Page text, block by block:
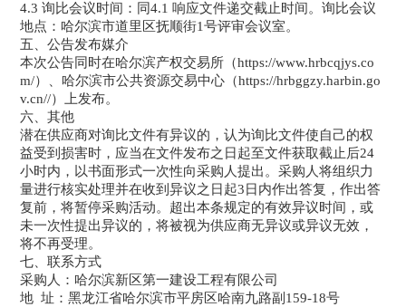
4.3 询比会议时间：同4.1 响应文件递交截止时间。询比会议
地点：哈尔滨市道里区抚顺街1号评审会议室。
五、公告发布媒介
本次公告同时在哈尔滨产权交易所（https://www.hrbcqjys.co
m/）、哈尔滨市公共资源交易中心（https://hrbggzy.harbin.go
v.cn//）上发布。
六、其他
潜在供应商对询比文件有异议的，认为询比文件使自己的权
益受到损害时，应当在文件发布之日起至文件获取截止后24
小时内，以书面形式一次性向采购人提出。采购人将组织力
量进行核实处理并在收到异议之日起3日内作出答复，作出答
复前，将暂停采购活动。超出本条规定的有效异议时间，或
未一次性提出异议的，将被视为供应商无异议或异议无效，
将不再受理。
七、联系方式
采购人：哈尔滨新区第一建设工程有限公司
地 址：黑龙江省哈尔滨市平房区哈南九路副159-18号